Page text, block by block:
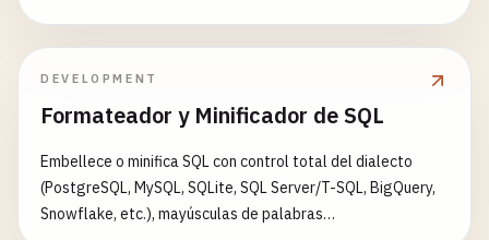
DEVELOPMENT
Formateador y Minificador de SQL
Embellece o minifica SQL con control total del dialecto
(PostgreSQL, MySQL, SQLite, SQL Server/T-SQL, BigQuery,
Snowflake, etc.), mayúsculas de palabras